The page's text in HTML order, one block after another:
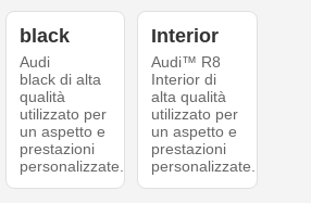
black
Audi
black di alta
qualità
utilizzato per
un aspetto e
prestazioni
personalizzate.
Interior
Audi™ R8
Interior di
alta qualità
utilizzato per
un aspetto e
prestazioni
personalizzate.